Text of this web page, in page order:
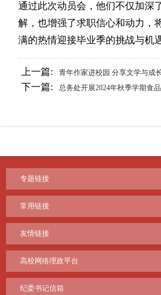
通过此次动员会，他们不仅加深
解，也增强了求职信心和动力，
满的热情迎接毕业季的挑战与机遇
上一篇: 青年作家进校园 分享文学与成
下一篇: 总务处开展2024年秋季学期食
专题链接
常用链接
友情链接
高校网络理政平台
纪委书记信箱